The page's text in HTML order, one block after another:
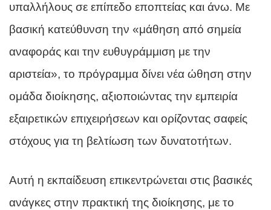
υπαλλήλους σε επίπεδο εποπτείας και άνω. Με
βασική κατεύθυνση την «μάθηση από σημεία
αναφοράς και την ευθυγράμμιση με την
αριστεία», το πρόγραμμα δίνει νέα ώθηση στην
ομάδα διοίκησης, αξιοποιώντας την εμπειρία
εξαιρετικών επιχειρήσεων και ορίζοντας σαφείς
στόχους για τη βελτίωση των δυνατοτήτων.
Αυτή η εκπαίδευση επικεντρώνεται στις βασικές
ανάγκες στην πρακτική της διοίκησης, με το